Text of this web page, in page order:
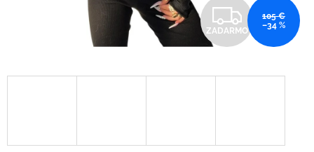
Z
A
D
ZADARMO
105 €
–34 %